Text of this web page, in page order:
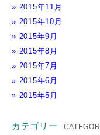
2015年11月
2015年10月
2015年9月
2015年8月
2015年7月
2015年6月
2015年5月
カテゴリー